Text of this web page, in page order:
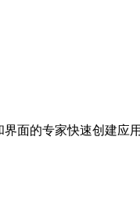
面的专家快速创建应